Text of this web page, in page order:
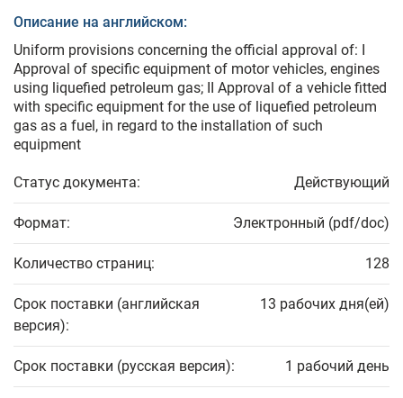
Описание на английском:
Uniform provisions concerning the official approval of: I
Approval of specific equipment of motor vehicles, engines
using liquefied petroleum gas; II Approval of a vehicle fitted
with specific equipment for the use of liquefied petroleum
gas as a fuel, in regard to the installation of such
equipment
Статус документа: Действующий
Формат: Электронный (pdf/doc)
Количество страниц: 128
Срок поставки (английская
версия):
13 рабочих дня(ей)
Срок поставки (русская версия): 1 рабочий день